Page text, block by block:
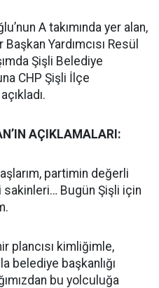
A takımında yer alan,
Yardımcısı Resül
Şişli Belediye
CHP Şişli İlçe
AÇIKLAMALARI:
partimin değerli
sakinleri… Bugün Şişli için
plancısı kimliğimle,
belediye başkanlığı
bu yolculuğa